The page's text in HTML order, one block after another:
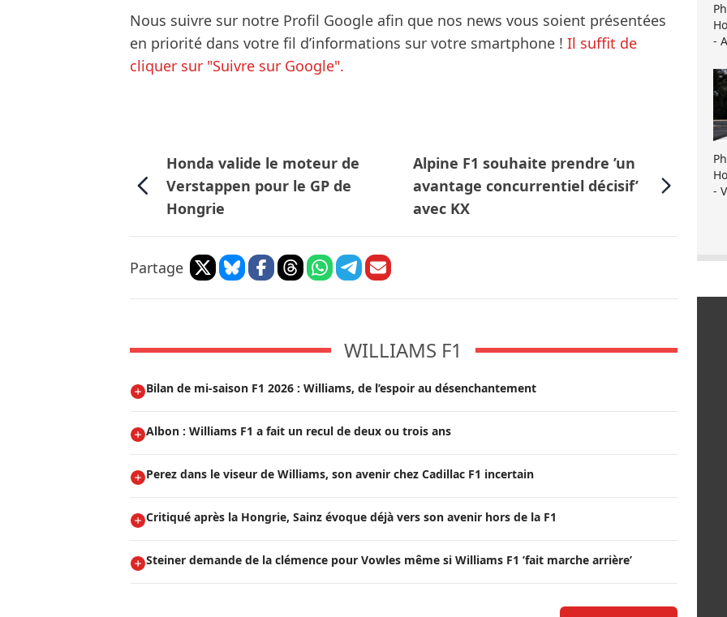
Nous suivre sur notre Profil Google afin que nos news vous soient présentées
en priorité dans votre fil d’informations sur votre smartphone ! Il suffit de
cliquer sur "Suivre sur Google".
Honda valide le moteur de
Verstappen pour le GP de
Hongrie
Alpine F1 souhaite prendre ’un
avantage concurrentiel décisif’
avec KX
Partage
WILLIAMS F1
Bilan de mi-saison F1 2026 : Williams, de l’espoir au désenchantement
Albon : Williams F1 a fait un recul de deux ou trois ans
Perez dans le viseur de Williams, son avenir chez Cadillac F1 incertain
Critiqué après la Hongrie, Sainz évoque déjà vers son avenir hors de la F1
Steiner demande de la clémence pour Vowles même si Williams F1 ’fait marche arrière’
-
-